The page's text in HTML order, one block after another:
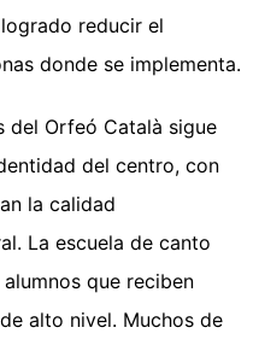
reducir el
donde se implementa.
del Orfeó Català sigue
del centro, con
la calidad
La escuela de canto
que reciben
alto nivel. Muchos de